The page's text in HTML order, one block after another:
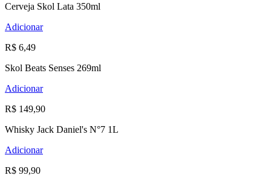
Cerveja Skol Lata 350ml
Adicionar
R$ 6,49
Skol Beats Senses 269ml
Adicionar
R$ 149,90
Whisky Jack Daniel's N°7 1L
Adicionar
R$ 99,90